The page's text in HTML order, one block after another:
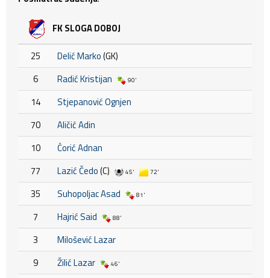
FK SLOGA DOBOJ
25 Delić Marko(GK)
6
Radić Kristijan 90'
14
Stjepanović Ognjen
70
Aličić Adin
10
Ćorić Adnan
77
Lazić Čedo(C) 45' 72'
35 Suhopoljac Asad 81'
7 Hajrić Said 88'
3
Milošević Lazar
9
Žilić Lazar 46'